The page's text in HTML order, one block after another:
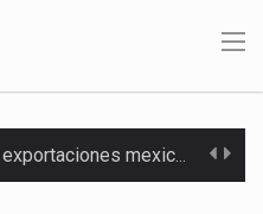
Las exportaciones mexicanas de vehículos ligeros disminuyeron 9.67 % en julio a tasa anual, alcanzando…